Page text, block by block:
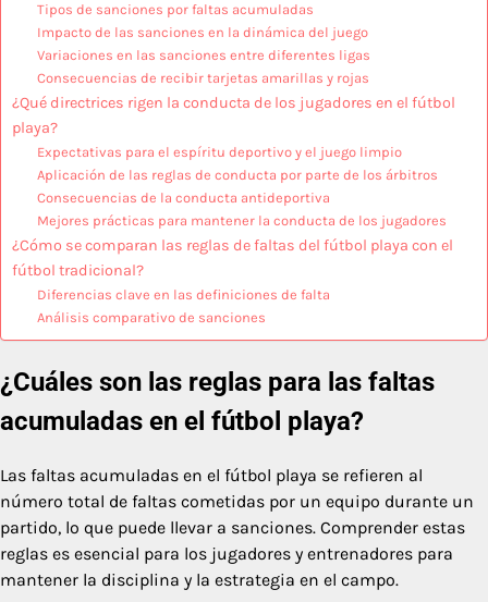
Tipos de sanciones por faltas acumuladas
Impacto de las sanciones en la dinámica del juego
Variaciones en las sanciones entre diferentes ligas
Consecuencias de recibir tarjetas amarillas y rojas
¿Qué directrices rigen la conducta de los jugadores en el fútbol
playa?
Expectativas para el espíritu deportivo y el juego limpio
Aplicación de las reglas de conducta por parte de los árbitros
Consecuencias de la conducta antideportiva
Mejores prácticas para mantener la conducta de los jugadores
¿Cómo se comparan las reglas de faltas del fútbol playa con el
fútbol tradicional?
Diferencias clave en las definiciones de falta
Análisis comparativo de sanciones
¿Cuáles son las reglas para las faltas
acumuladas en el fútbol playa?
Las faltas acumuladas en el fútbol playa se refieren al
número total de faltas cometidas por un equipo durante un
partido, lo que puede llevar a sanciones. Comprender estas
reglas es esencial para los jugadores y entrenadores para
mantener la disciplina y la estrategia en el campo.